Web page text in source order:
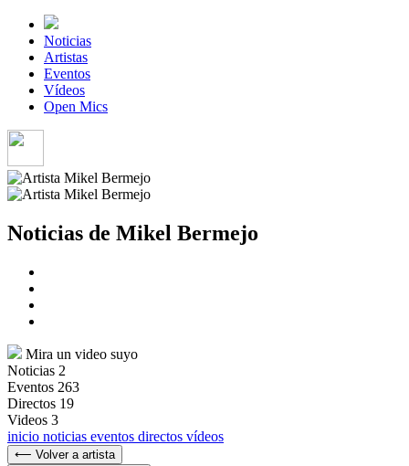
Noticias
Artistas
Eventos
Vídeos
Open Mics
Noticias de Mikel Bermejo
Mira un video suyo
Noticias 2
Eventos 263
Directos 19
Videos 3
inicio noticias eventos directos vídeos
⟵ Volver a artista